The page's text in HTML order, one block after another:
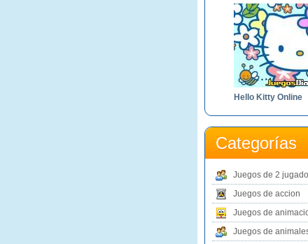
Hello Kitty Online
Categorías
Juegos de 2
Juegos de accion
Juegos de
Juegos de